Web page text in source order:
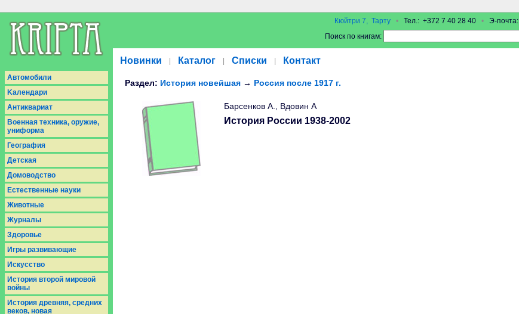
Кюйтри 7, Тарту • Тел.: +372 7 40 28 40 • Э-почта:
Поиск по книгам:
Новинки Каталог Списки Контакт
Aвтомобили
Kалендари
Антиквариат
Военная техника, оружие,
униформа
География
Детская
Домоводство
Естественные науки
Животные
Журналы
Здоровье
Игры развивающие
Искусство
История второй мировой
войны
История древняя, средних
веков, новая
Раздел: История новейшая → Россия после 1917 г.
Барсенков А., Вдовин А
История России 1938-2002